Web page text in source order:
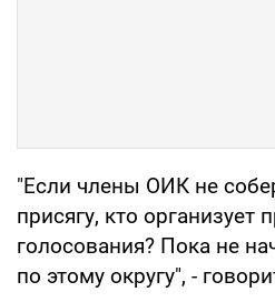
"Если члены ОИК не
присягу, кто организует
голосования? Пока не
по этому округу", -